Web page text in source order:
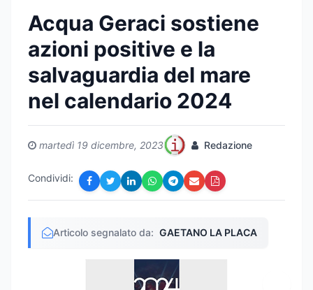
Acqua Geraci sostiene
azioni positive e la
salvaguardia del mare
nel calendario 2024
martedì 19 dicembre, 2023 Redazione
Condividi:
Articolo segnalato da: GAETANO LA PLACA